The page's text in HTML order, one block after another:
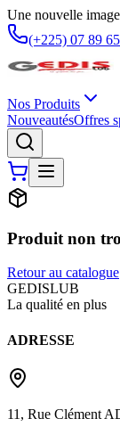
Une nouvelle
(+225) 07 89
Nos Produits
NouveautésOffres
Produit non
Retour au catalogue
GEDISLUB
La qualité en plus
ADRESSE
11, Rue Clément